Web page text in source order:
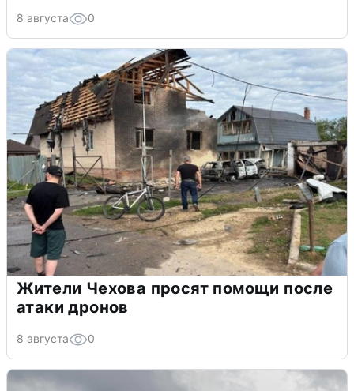
8 августа 0
Жители Чехова просят помощи после
атаки дронов
8 августа 0